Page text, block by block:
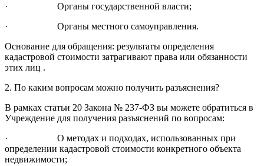
· Органы государственной власти;
· Органы местного самоуправления.
Основание для обращения: результаты определения
кадастровой стоимости затрагивают права или обязанности
этих лиц .
2. По каким вопросам можно получить разъяснения?
В рамках статьи 20 Закона № 237-ФЗ вы можете обратиться в
Учреждение для получения разъяснений по вопросам:
· О методах и подходах, использованных при
определении кадастровой стоимости конкретного объекта
недвижимости;